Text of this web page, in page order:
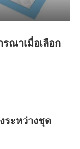
ณาเมื่อเลือก
ระหว่างชุด